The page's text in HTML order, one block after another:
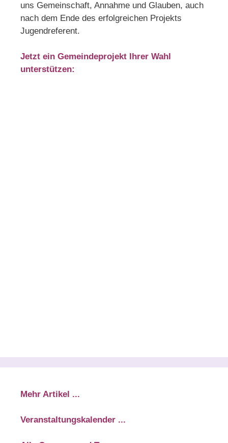
uns Gemeinschaft, Annahme und Glauben, auch
nach dem Ende des erfolgreichen Projekts
Jugendreferent.
Jetzt ein Gemeindeprojekt Ihrer Wahl
unterstützen:
Mehr Artikel ...
Veranstaltungskalender ...